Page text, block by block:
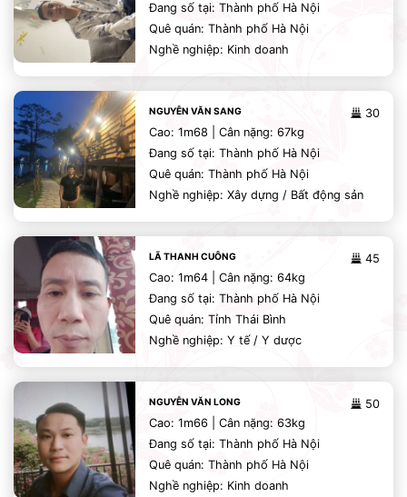
Đang số tại: Thành phố Hà Nội
Quê quán: Thành phố Hà Nội
Nghề nghiệp: Kinh doanh
30
NGUYỄN VĂN SANG
Cao: 1m68 | Cân nặng: 67kg
Đang số tại: Thành phố Hà Nội
Quê quán: Thành phố Hà Nội
Nghề nghiệp: Xây dựng / Bất động sản
45
LÃ THANH CUÔNG
Cao: 1m64 | Cân nặng: 64kg
Đang số tại: Thành phố Hà Nội
Quê quán: Tỉnh Thái Bình
Nghề nghiệp: Y tế / Y dược
50
NGUYỄN VĂN LONG
Cao: 1m66 | Cân nặng: 63kg
Đang số tại: Thành phố Hà Nội
Quê quán: Thành phố Hà Nội
Nghề nghiệp: Kinh doanh